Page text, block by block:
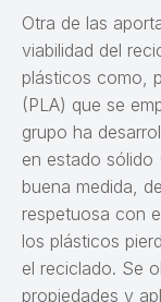
Otra de las
viabilidad del
plásticos como,
(PLA) que se
grupo ha
en estado sólido
buena medida,
respetuosa con
los plásticos
el reciclado. Se
propiedades y